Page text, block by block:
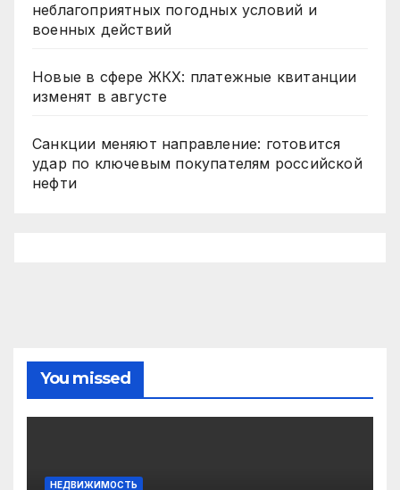
неблагоприятных погодных условий и
военных действий
Новые в сфере ЖКХ: платежные квитанции
изменят в августе
Санкции меняют направление: готовится
удар по ключевым покупателям российской
нефти
You missed
НЕДВИЖИМОСТЬ